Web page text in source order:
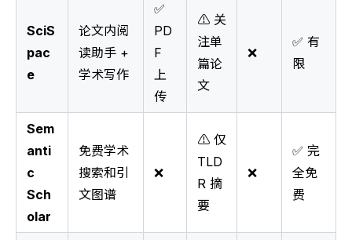
SciS
pac
e
论文内阅
读助手 +
学术写作
✅
PD
F
上
传
⚠️ 关
注单
篇论
文
❌
✅ 有
限
Sem
anti
c
Sch
olar
免费学术
搜索和引
文图谱
❌
⚠️ 仅
TLD
R 摘
要
❌
✅ 完
全免
费